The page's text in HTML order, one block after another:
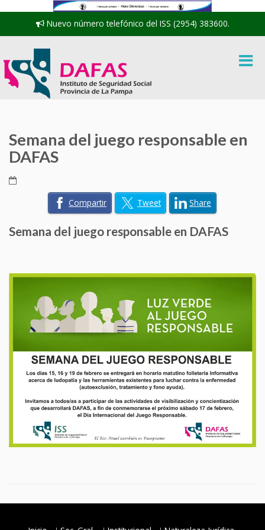
Nuevo número telefónico del ISS (2954) 383600.
Semana del juego responsable en
DAFAS
Compartir Tweet Share
Semana del juego responsable en DAFAS